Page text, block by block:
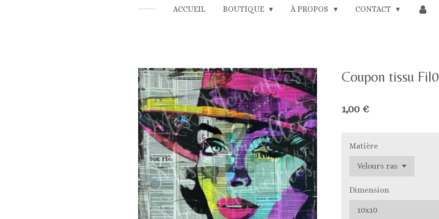
ACCUEIL BOUTIQUE À PROPOS CONTACT
Coupon tissu
1,00 €
Matière
Dimension